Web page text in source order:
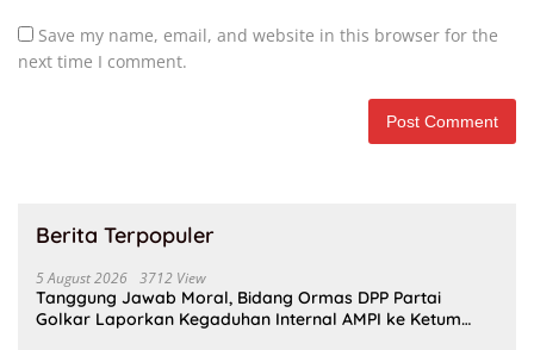
Save my name, email, and website in this browser for the
next time I comment.
Berita Terpopuler
5 August 2026 3712 View
Tanggung Jawab Moral, Bidang Ormas DPP Partai
Golkar Laporkan Kegaduhan Internal AMPI ke Ketum